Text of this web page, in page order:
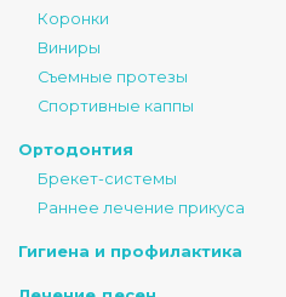
Коронки
Виниры
Съемные протезы
Спортивные каппы
Ортодонтия
Брекет-системы
Раннее лечение прикуса
Гигиена и профилактика